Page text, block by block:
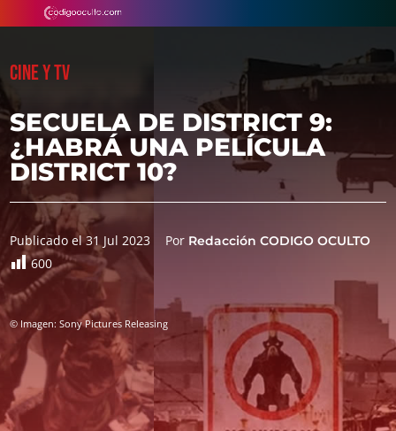
CINE Y TV
SECUELA DE DISTRICT 9:
¿HABRÁ UNA PELÍCULA
DISTRICT 10?
Publicado el 31 Jul 2023 Por Redacción CODIGO OCULTO
600
© Imagen: Sony Pictures Releasing